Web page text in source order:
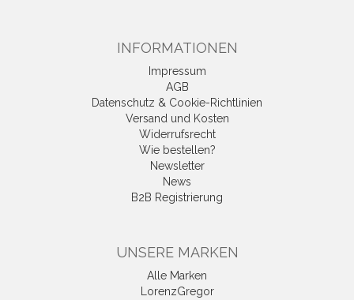
INFORMATIONEN
Impressum
AGB
Datenschutz & Cookie-Richtlinien
Versand und Kosten
Widerrufsrecht
Wie bestellen?
Newsletter
News
B2B Registrierung
UNSERE MARKEN
Alle Marken
LorenzGregor